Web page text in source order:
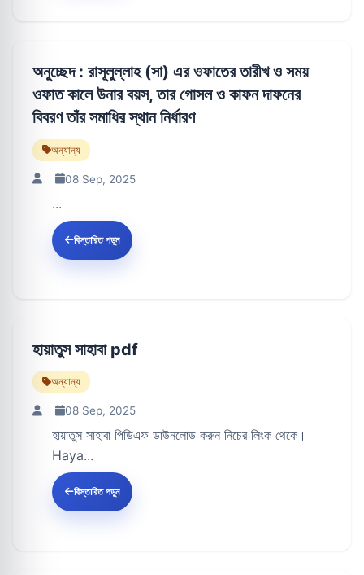
অনুচ্ছেদ : রাসূলুল্লাহ (সা) এর ওফাতের তারীখ ও সময়
ওফাত কালে উনার বয়স, তার গোসল ও কাফন দাফনের
বিবরণ তাঁর সমাধির স্থান নির্ধারণ
অন্যান্য
08 Sep, 2025
...
বিস্তারিত পড়ুন
হায়াতুস সাহাবা pdf
অন্যান্য
08 Sep, 2025
হায়াতুস সাহাবা পিডিএফ ডাউনলোড করুন নিচের লিংক থেকে।
Haya...
বিস্তারিত পড়ুন